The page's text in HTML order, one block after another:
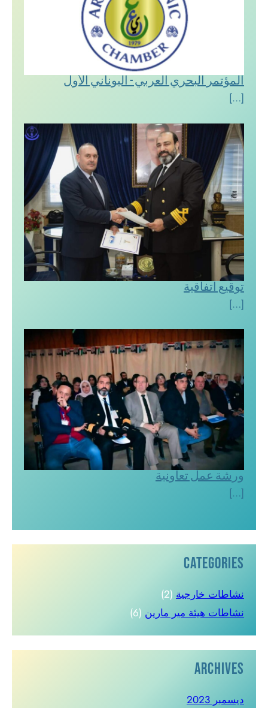
المؤتمر البحري العربي - اليوناني الأول
[…]
توقيع اتفاقية
[…]
ورشة عمل تعاونية
[…]
Categories
نشاطات خارجية (2)
نشاطات هيئة مير مارين (6)
Archives
ديسمبر 2023